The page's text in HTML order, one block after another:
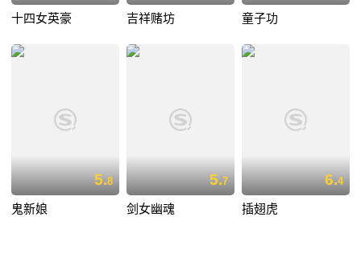
十四女英豪 吉祥赌坊 童子功
5.8
鬼新娘
5.7
剑女幽魂
6.4
插翅虎